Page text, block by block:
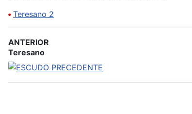
• Teresano 2
ANTERIOR
Teresano